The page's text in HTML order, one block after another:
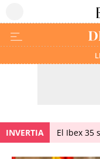
INVERTIA El Ibex 35